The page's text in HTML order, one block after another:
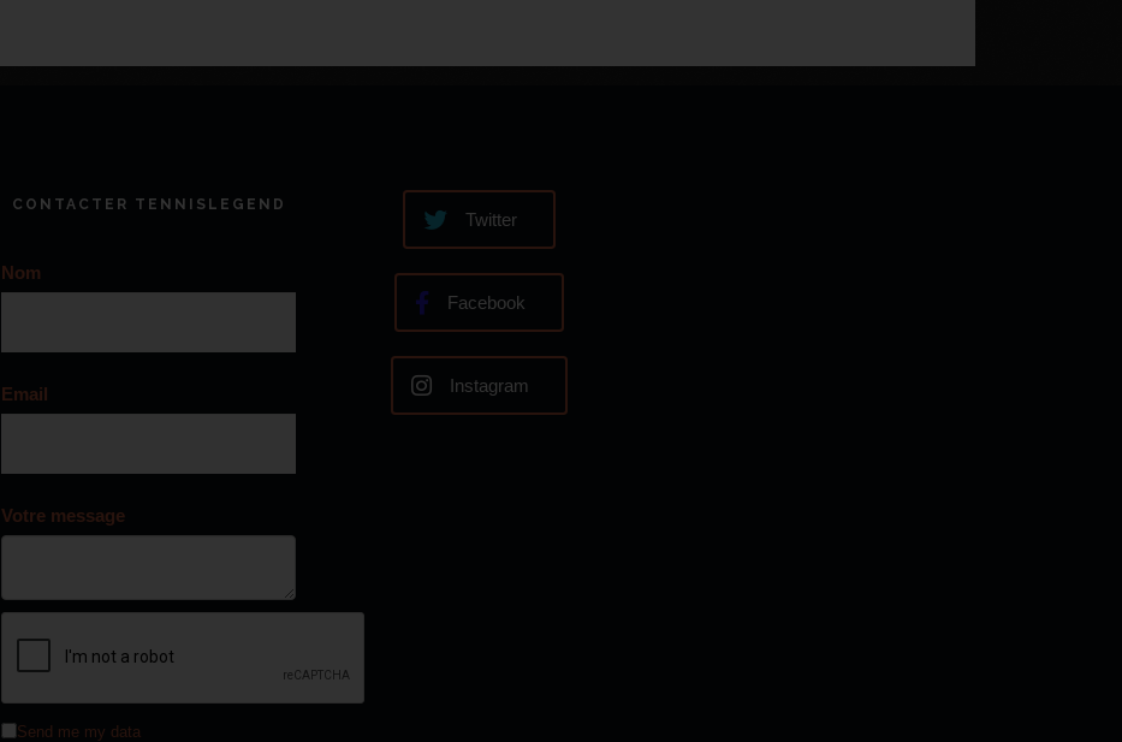
CONTACTER TENNISLEGEND
Nom
Email
Votre message
Send me my data
Twitter
Facebook
Instagram